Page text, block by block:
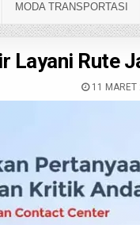
MODA TRANSPORTASI
Layani Rute
11 MARET